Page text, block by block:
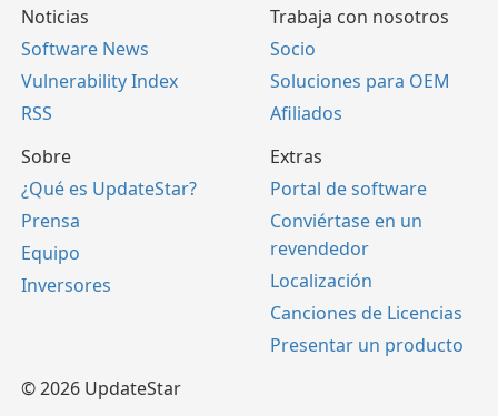
Noticias
Software News
Vulnerability Index
RSS
Trabaja con nosotros
Socio
Soluciones para OEM
Afiliados
Sobre
¿Qué es UpdateStar?
Prensa
Equipo
Inversores
Extras
Portal de software
Conviértase en un
revendedor
Localización
Canciones de Licencias
Presentar un producto
© 2026 UpdateStar